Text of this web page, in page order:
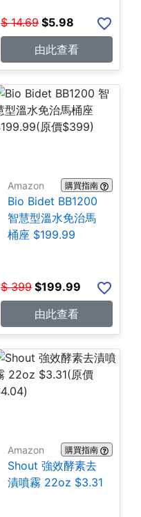
$ 14.69 $5.98
由此查看
Amazon 購買指南
Bio Bidet BB1200
智慧型溫水免治馬
桶座 $199.99
$ 399 $199.99
由此查看
Amazon 購買指南
Shout 強效酵素去
漬噴霧 22oz $3.31